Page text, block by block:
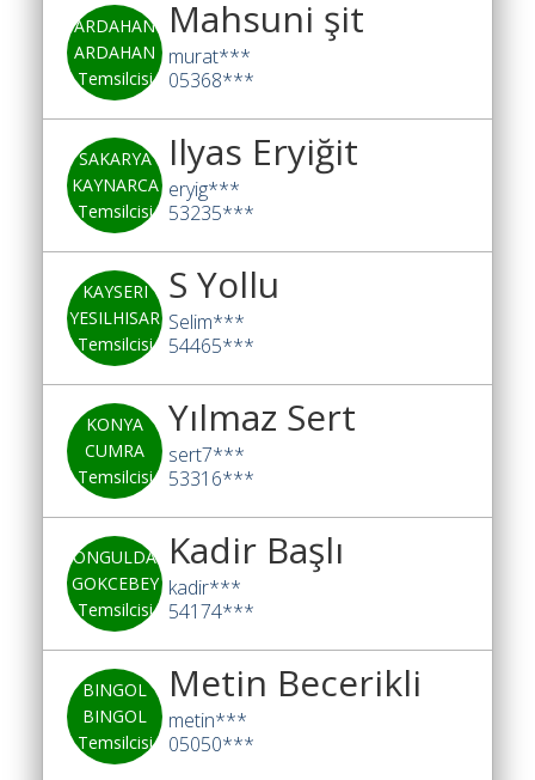
ARDAHAN
ARDAHAN
Temsilcisi
Mahsuni şit
murat***
05368***
SAKARYA
KAYNARCA
Temsilcisi
Ilyas Eryiğit
eryig***
53235***
KAYSERI
YESILHISAR
Temsilcisi
S Yollu
Selim***
54465***
KONYA
CUMRA
Temsilcisi
Yılmaz Sert
sert7***
53316***
ZONGULDAK
GOKCEBEY
Temsilcisi
Kadir Başlı
kadir***
54174***
BINGOL
BINGOL
Temsilcisi
Metin Becerikli
metin***
05050***